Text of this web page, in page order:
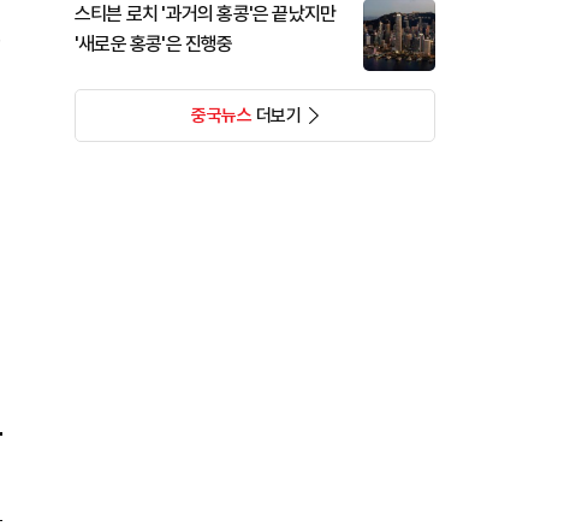
스티븐 로치 '과거의 홍콩'은 끝났지만
'새로운 홍콩'은 진행중
중국뉴스더보기